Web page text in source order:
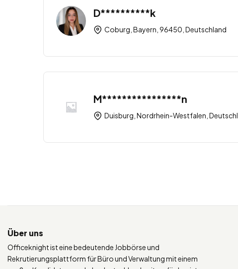
D**********k
Coburg, Bayern, 96450, Deutschland
M****************n
Duisburg, Nordrhein-Westfalen,
Über uns
Officeknight ist eine bedeutende Jobbörse und
Rekrutierungsplattform für Büro und Verwaltung mit einem